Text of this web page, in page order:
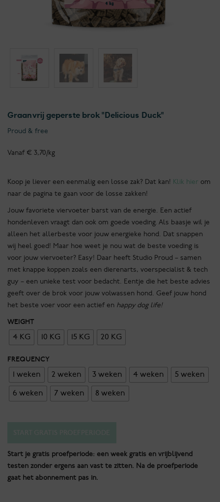
Graanvrij geperste brok "Delicious Duck"
Proud & free
Vanaf € 3,70/kg
Koop je liever een eenmalig een losse zak? Dat kan! Klik hier om
naar de pagina te gaan voor de losse zakken!
Jouw favoriete viervoeter barst van de energie. Een actief
hondenleven vraagt dan ook om goede voeding. Als baasje wil je
alleen het allerbeste voor jouw energieke hond. Dat snappen
wij heel goed! Maar hoe weet je nou wat de beste voeding is
voor jouw viervoeter? Easy! Daar heeft Studio Proud – samen
met knappe koppen zoals een dierenarts, voerspecialist & tech
guy – een unieke test voor bedacht. Eentje die het beste advies
geeft over de brok voor jouw volwassen hond. Geef jouw hond
het beste voer voor een actief en happy dog life!
WEIGHT
4 KG 10 KG 15 KG 20 KG
FREQUENCY
1 weken 2 weken 3 weken 4 weken
5 weken
6 weken
7 weken 8 weken
Free
Delicious
Duck
Start je gratis proefperiode: een week gratis en vrijblijvend
testen zonder ergens aan vast te zitten. Na de proefperiode
gaat het abonnement pas in.